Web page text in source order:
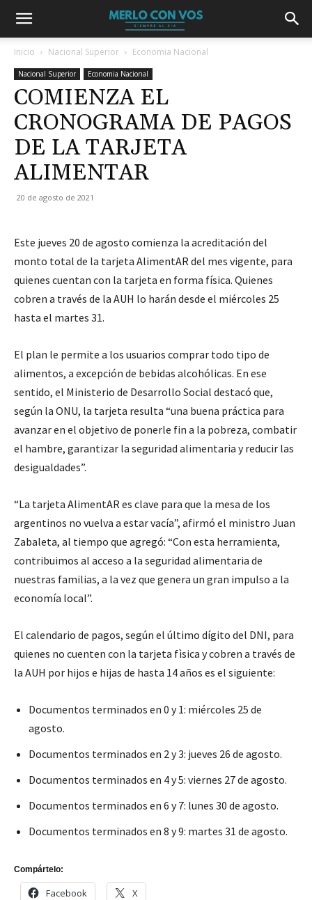
Inicio Nacional Superior Economia Nacional
Nacional Superior Economia Nacional
COMIENZA EL
CRONOGRAMA DE PAGOS
DE LA TARJETA
ALIMENTAR
20 de agosto de 2021
Este jueves 20 de agosto comienza la acreditación del
monto total de la tarjeta AlimentAR del mes vigente, para
quienes cuentan con la tarjeta en forma física. Quienes
cobren a través de la AUH lo harán desde el miércoles 25
hasta el martes 31.
El plan le permite a los usuarios comprar todo tipo de
alimentos, a excepción de bebidas alcohólicas. En ese
sentido, el Ministerio de Desarrollo Social destacó que,
según la ONU, la tarjeta resulta “una buena práctica para
avanzar en el objetivo de ponerle fin a la pobreza, combatir
el hambre, garantizar la seguridad alimentaria y reducir las
desigualdades”.
“La tarjeta AlimentAR es clave para que la mesa de los
argentinos no vuelva a estar vacía”, afirmó el ministro Juan
Zabaleta, al tiempo que agregó: “Con esta herramienta,
contribuimos al acceso a la seguridad alimentaria de
nuestras familias, a la vez que genera un gran impulso a la
economía local”.
El calendario de pagos, según el último dígito del DNI, para
quienes no cuenten con la tarjeta fìsica y cobren a través de
la AUH por hijos e hijas de hasta 14 años es el siguiente:
Documentos terminados en 0 y 1: miércoles 25 de
agosto.
Documentos terminados en 2 y 3: jueves 26 de agosto.
Documentos terminados en 4 y 5: viernes 27 de agosto.
Documentos terminados en 6 y 7: lunes 30 de agosto.
Documentos terminados en 8 y 9: martes 31 de agosto.
Compártelo:
Facebook X